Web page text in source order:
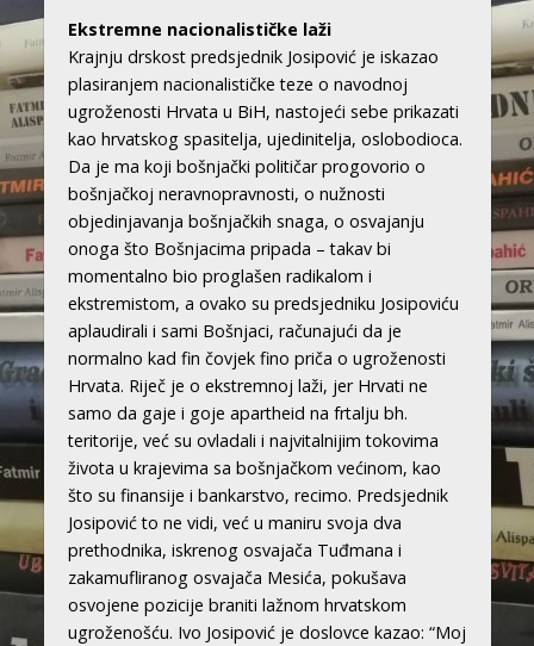
Ekstremne nacionalističke laži
Krajnju drskost predsjednik Josipović je iskazao
plasiranjem nacionalističke teze o navodnoj
ugroženosti Hrvata u BiH, nastojeći sebe prikazati
kao hrvatskog spasitelja, ujedinitelja, oslobodioca.
Da je ma koji bošnjački političar progovorio o
bošnjačkoj neravnopravnosti, o nužnosti
objedinjavanja bošnjačkih snaga, o osvajanju
onoga što Bošnjacima pripada – takav bi
momentalno bio proglašen radikalom i
ekstremistom, a ovako su predsjedniku Josipoviću
aplaudirali i sami Bošnjaci, računajući da je
normalno kad fin čovjek fino priča o ugroženosti
Hrvata. Riječ je o ekstremnoj laži, jer Hrvati ne
samo da gaje i goje apartheid na frtalju bh.
teritorije, već su ovladali i najvitalnijim tokovima
života u krajevima sa bošnjačkom većinom, kao
što su finansije i bankarstvo, recimo. Predsjednik
Josipović to ne vidi, već u maniru svoja dva
prethodnika, iskrenog osvajača Tuđmana i
zakamufliranog osvajača Mesića, pokušava
osvojene pozicije braniti lažnom hrvatskom
ugroženošću. Ivo Josipović je doslovce kazao: “Moj